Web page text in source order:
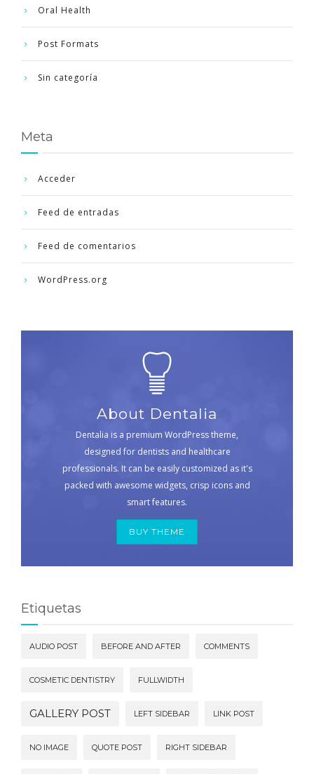
Oral Health
Post Formats
Sin categoría
Meta
Acceder
Feed de entradas
Feed de comentarios
WordPress.org
About Dentalia
Dentalia is a premium WordPress theme,
designed for dentists and healthcare
professionals. It can be easily customized as it's
packed with awesome widgets, crisp icons and
smart features.
BUY THEME
Etiquetas
AUDIO POST BEFORE AND AFTER COMMENTS
COSMETIC DENTISTRY FULLWIDTH
GALLERY POST LEFT SIDEBAR LINK POST
NO IMAGE QUOTE POST RIGHT SIDEBAR